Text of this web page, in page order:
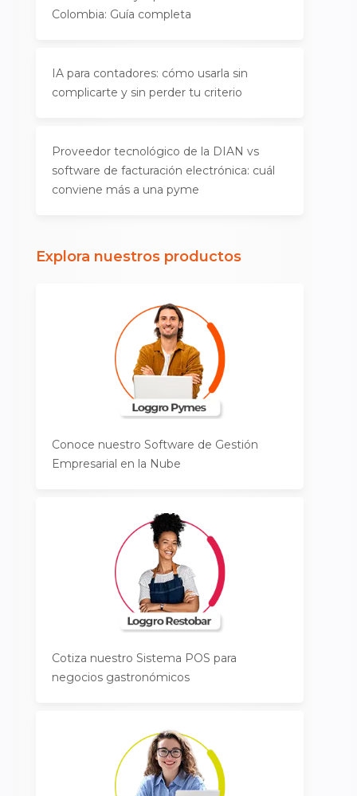
Colombia: Guía completa
IA para contadores: cómo usarla sin
complicarte y sin perder tu criterio
Proveedor tecnológico de la DIAN vs
software de facturación electrónica: cuál
conviene más a una pyme
Explora nuestros productos
Conoce nuestro Software de Gestión
Empresarial en la Nube
Cotiza nuestro Sistema POS para
negocios gastronómicos